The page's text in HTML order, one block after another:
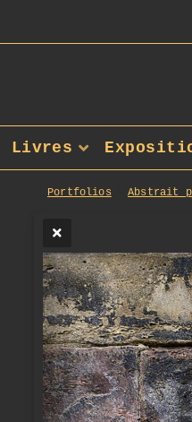
Portfolios Abstrait
Livres